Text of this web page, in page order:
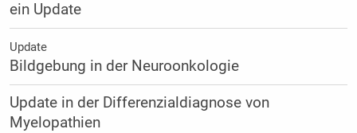
ein Update
Update
Bildgebung in der Neuroonkologie
Update in der Differenzialdiagnose von
Myelopathien